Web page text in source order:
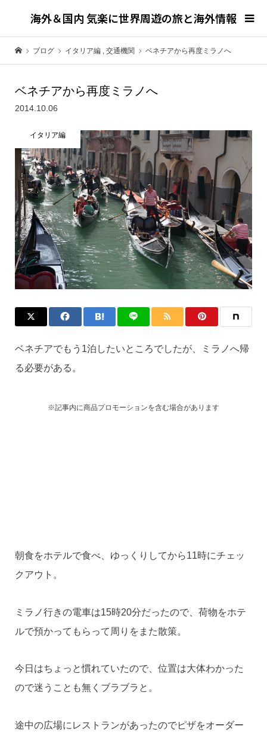
海外＆国内 気楽に世界周遊の旅と海外情報
ブログ イタリア編 , 交通機関 ベネチアから再度ミラノへ
ベネチアから再度ミラノへ
2014.10.06
イタリア編
ベネチアでもう1泊したいところでしたが、ミラノへ帰
る必要がある。
※記事内に商品プロモーションを含む場合があります
朝食をホテルで食べ、ゆっくりしてから11時にチェッ
クアウト。
ミラノ行きの電車は15時20分だったので、荷物をホテ
ルで預かってもらって周りをまた散策。
今日はちょっと慣れていたので、位置は大体わかった
ので迷うことも無くブラブラと。
途中の広場にレストランがあったのでピザをオーダー